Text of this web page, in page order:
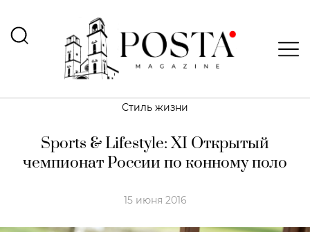
Стиль жизни
Sports & Lifestyle: XI Открытый
чемпионат России по конному поло
15 июня 2016